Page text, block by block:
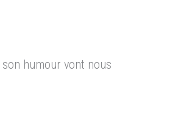
humour vont nous